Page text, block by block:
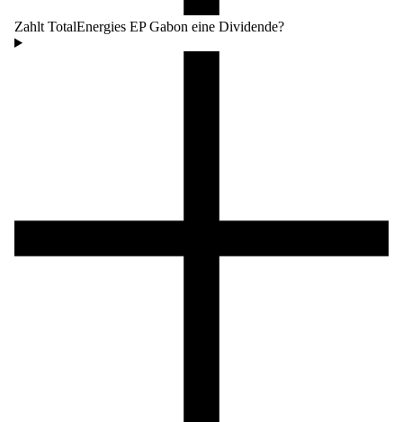
Zahlt TotalEnergies EP Gabon eine Dividende?